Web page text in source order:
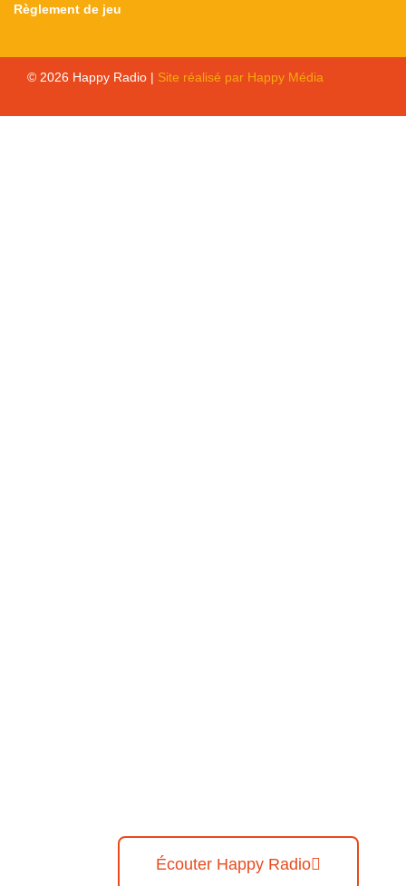
Règlement de jeu
© 2026 Happy Radio | Site réalisé par Happy Média
Écouter Happy Radio